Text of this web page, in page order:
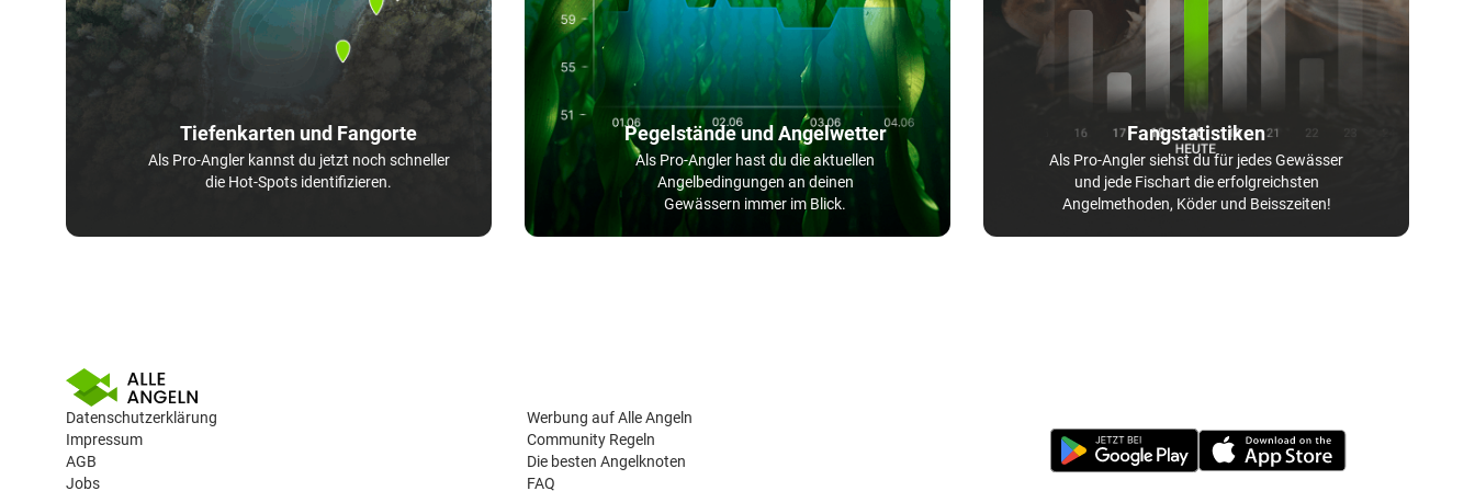
Tiefenkarten und Fangorte
Als Pro-Angler kannst du jetzt noch schneller
die Hot-Spots identifizieren.
Pegelstände und Angelwetter
Als Pro-Angler hast du die aktuellen
Angelbedingungen an deinen
Gewässern immer im Blick.
Fangstatistiken
Als Pro-Angler siehst du für jedes Gewässer
und jede Fischart die erfolgreichsten
Angelmethoden, Köder und Beisszeiten!
Datenschutzerklärung
Impressum
AGB
Jobs
Werbung auf Alle Angeln
Community Regeln
Die besten Angelknoten
FAQ